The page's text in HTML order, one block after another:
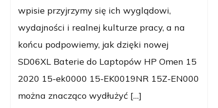
wpisie przyjrzymy się ich wyglądowi,
wydajności i realnej kulturze pracy, a na
końcu podpowiemy, jak dzięki nowej
SD06XL Baterie do Laptopów HP Omen 15
2020 15-ek0000 15-EK0019NR 15Z-EN000
można znacząco wydłużyć […]